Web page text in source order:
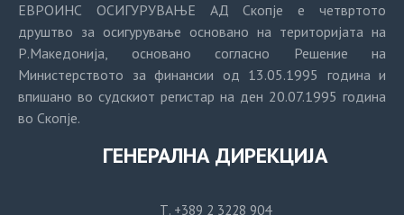
ЕВРОИНС ОСИГУРУВАЊЕ АД Скопје е четвртото
друштво за осигурување основано на територијата на
Р.Македонија, основано согласно Решение на
Министерството за финансии од 13.05.1995 година и
впишано во судскиот регистар на ден 20.07.1995 година
во Скопје.
ГЕНЕРАЛНА ДИРЕКЦИЈА
Т. +389 2 3228 904